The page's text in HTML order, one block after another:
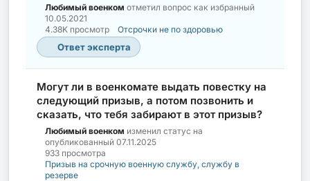
Любимый военком отметил вопрос как избранный
10.05.2021
4.38K просмотр
Отсрочки не по здоровью
Ответ эксперта
Могут ли в военкомате выдать повестку на
следующий призыв, а потом позвонить и
сказать, что тебя забирают в этот призыв?
Любимый военком изменил статус на
опубликованный 07.11.2025
933 просмотра
Призыв на срочную военную службу, службу в
резерве